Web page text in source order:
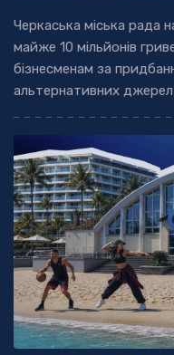
Черкаська міська рада
майже 10 мільйонів
бізнесменам за
альтернативних